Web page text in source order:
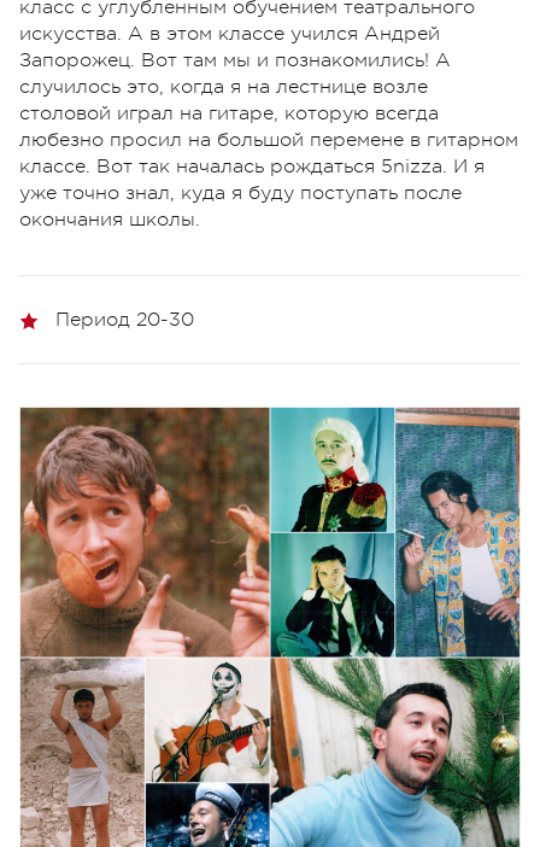
класс с углубленным обучением театрального
искусства. А в этом классе учился Андрей
Запорожец. Вот там мы и познакомились! А
случилось это, когда я на лестнице возле
столовой играл на гитаре, которую всегда
любезно просил на большой перемене в гитарном
классе. Вот так началась рождаться 5nizza. И я
уже точно знал, куда я буду поступать после
окончания школы.
Период 20-30